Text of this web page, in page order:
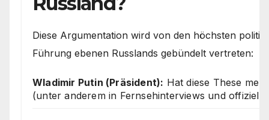
Diese Argumentation wird von den höchsten
Führung ebenen Russlands gebündelt vertreten:
Wladimir Putin (Präsident): Hat diese These
(unter anderem in Fernsehinterviews und